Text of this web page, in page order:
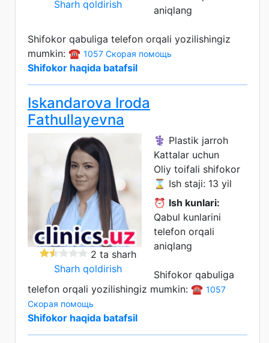
Sharh qoldirish
aniqlang
Shifokor qabuliga telefon orqali yozilishingiz
mumkin: ☎️ 1057 Скорая помощь
Shifokor haqida batafsil
Iskandarova Iroda
Fathullayevna
2 ta sharh
Sharh qoldirish
⚕️ Plastik jarroh
Kattalar uchun
Oliy toifali shifokor
⌛ Ish staji: 13 yil
⏰ Ish kunlari:
Qabul kunlarini
telefon orqali
aniqlang
Shifokor qabuliga
telefon orqali yozilishingiz mumkin: ☎️ 1057
Скорая помощь
Shifokor haqida batafsil